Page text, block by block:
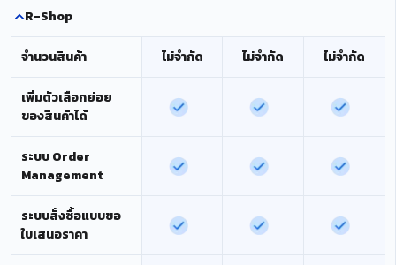
R-Shop
จำนวนสินค้า ไม่จำกัด ไม่จำกัด ไม่จำกัด
เพิ่มตัวเลือกย่อย
ของสินค้าได้
ระบบ Order
Management
ระบบสั่งซื้อแบบขอ
ใบเสนอราคา